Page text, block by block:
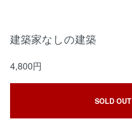
建築家なしの建築
4,800円
SOLD OUT